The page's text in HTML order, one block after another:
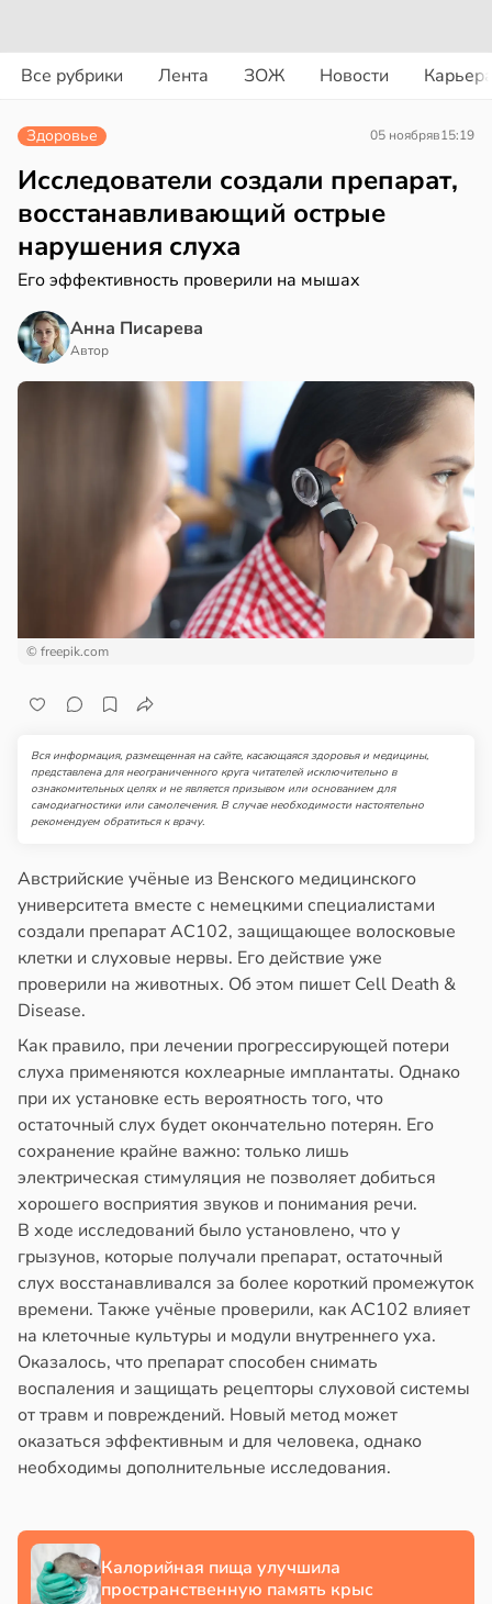
Все рубрики Лента ЗОЖ Новости
в19:49
в21:42
в20:58
Здоровье 05 ноябряв15:19
Исследователи создали препарат,
восстанавливающий острые
нарушения слуха
Его эффективность проверили на мышах
Анна Писарева
Автор
© freepik.com
Вся информация, размещенная на сайте, касающаяся здоровья и медицины,
представлена для неограниченного круга читателей исключительно в
ознакомительных целях и не является призывом или основанием для
самодиагностики или самолечения. В случае необходимости настоятельно
рекомендуем обратиться к врачу.
Австрийские учёные из Венского медицинского
университета вместе с немецкими специалистами
создали препарат AC102, защищающее волосковые
клетки и слуховые нервы. Его действие уже
проверили на животных. Об этом пишет Cell Death &
Disease.
Как правило, при лечении прогрессирующей потери
слуха применяются кохлеарные имплантаты. Однако
при их установке есть вероятность того, что
остаточный слух будет окончательно потерян. Его
сохранение крайне важно: только лишь
электрическая стимуляция не позволяет добиться
хорошего восприятия звуков и понимания речи.
В ходе исследований было установлено, что у
грызунов, которые получали препарат, остаточный
слух восстанавливался за более короткий промежуток
времени. Также учёные проверили, как AC102 влияет
на клеточные культуры и модули внутреннего уха.
Оказалось, что препарат способен снимать
воспаления и защищать рецепторы слуховой системы
от травм и повреждений. Новый метод может
оказаться эффективным и для человека, однако
необходимы дополнительные исследования.
Калорийная пища улучшила
пространственную память крыс
в19:27
16:23
в17:40